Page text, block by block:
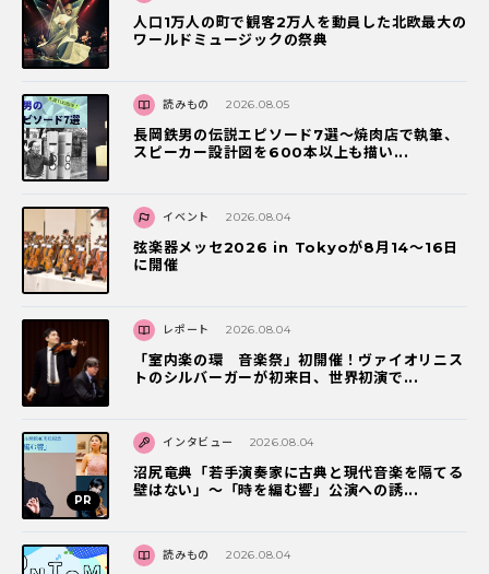
人口1万人の町で観客2万人を動員した北欧最大の
ワールドミュージックの祭典
読みもの 2026.08.05
長岡鉄男の伝説エピソード7選〜焼肉店で執筆、
スピーカー設計図を600本以上も描い...
イベント 2026.08.04
弦楽器メッセ2026 in Tokyoが8月14～16日
に開催
レポート 2026.08.04
「室内楽の環 音楽祭」初開催！ヴァイオリニス
トのシルバーガーが初来日、世界初演で...
インタビュー 2026.08.04
沼尻竜典「若手演奏家に古典と現代音楽を隔てる
壁はない」～「時を編む響」公演への誘...
読みもの 2026.08.04